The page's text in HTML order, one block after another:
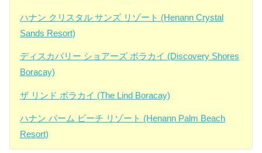
ハナン クリスタル サンズ リゾート (Henann Crystal
Sands Resort)
ディスカバリー ショアーズ ボラカイ (Discovery Shores
Boracay)
ザ リンド ボラカイ (The Lind Boracay)
ハナン パーム ビーチ リゾート (Henann Palm Beach
Resort)